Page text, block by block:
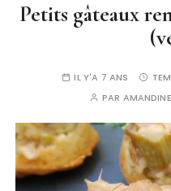
Petits gâteaux
IL Y'A 7 ANS
PAR AMANDINE